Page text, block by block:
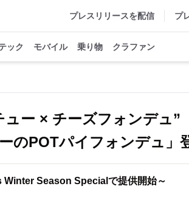
プレスリリースを配信 プ
ック モバイル 乗り物 クラファン
ー × チーズフォンデュ”
のPOTパイフォンデュ」
Season Specialで提供開始～